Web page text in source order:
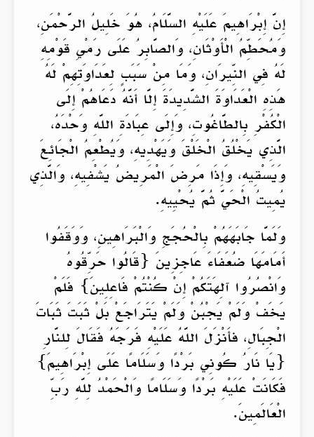
إِنَّ إِبْرَاهِيمَ عَلَيْهِ السَّلَامُ، هُوَ خَلِيلُ الرَّحْمَنِ،
وَمُحَطِّمُ الْأَوْثَانِ، وَالصَّابِرُ عَلَى رَمْيِ قَوْمِهِ
لَهُ فِي النِّيرَانِ، وَمَا مِنْ سَبَبٍ لِعَدَاوَتِهِمْ لَهُ
هَذِهِ الْعَدَاوَةَ الشَّدِيدَةَ إِلَّا أَنَّهُ دَعَاهُمْ إِلَى
الْكُفْرِ بِالطَّاغُوتِ، وَإِلَى عِبَادَةِ اللَّهِ وَحْدَهُ،
الَّذِي يَخْلُقُ الْخَلْقَ وَيَهْدِيهِ، وَيُطْعِمُ الْجَائِعَ
وَيَسْقِيهِ، وَإِذَا مَرِضَ الْمَرِيضُ يَشْفِيهِ، وَالَّذِي
يُمِيتُ الْحَيَّ ثُمَّ يُحْيِيهِ.
وَلَمَّا جَابَهَهُمْ بِالْحُجَجِ وَالْبَرَاهِينِ، وَوَقَفُوا
أَمَامَهَا ضُعَفَاءَ عَاجِزِينَ {قَالُوا حَرِّقُوهُ
وَانْصُرُوا آلِهَتَكُمْ إِنْ كُنْتُمْ فَاعِلِينَ} فَلَمْ
يَخَفْ وَلَمْ يَجْبُنْ وَلَمْ يَتَرَاجَعْ بَلْ ثَبَتَ ثَبَاتَ
الْجِبَالِ، فأَنْزَلَ اللَّهُ عَلَيْهِ فَرَجَهُ فَقَالَ لِلنَّارِ
{يَا نَارُ كُونِي بَرْدًا وَسَلَامًا عَلَى إِبْرَاهِيمَ}
فَكَانَتْ عَلَيْهِ بَرْدًا وَسَلَامًا وَالْحَمْدُ لِلَّهِ رَبِّ
الْعَالَمِينَ.